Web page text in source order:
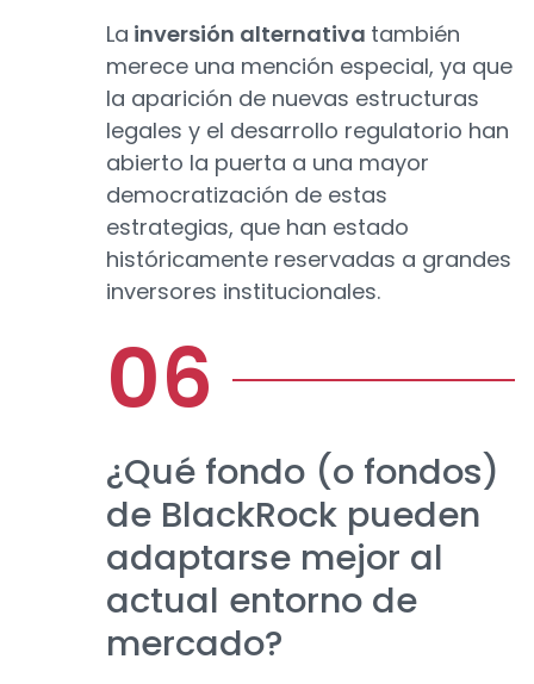
La inversión alternativa también
merece una mención especial, ya que
la aparición de nuevas estructuras
legales y el desarrollo regulatorio han
abierto la puerta a una mayor
democratización de estas
estrategias, que han estado
históricamente reservadas a grandes
inversores institucionales.
¿Qué fondo (o fondos)
de BlackRock pueden
adaptarse mejor al
actual entorno de
mercado?